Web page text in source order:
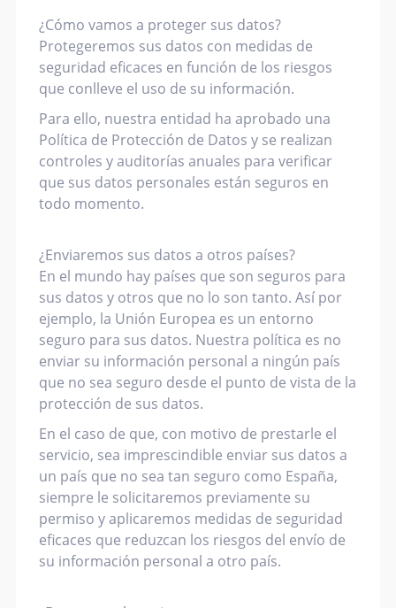
¿Cómo vamos a proteger sus datos?
Protegeremos sus datos con medidas de
seguridad eficaces en función de los riesgos
que conlleve el uso de su información.
Para ello, nuestra entidad ha aprobado una
Política de Protección de Datos y se realizan
controles y auditorías anuales para verificar
que sus datos personales están seguros en
todo momento.
¿Enviaremos sus datos a otros países?
En el mundo hay países que son seguros para
sus datos y otros que no lo son tanto. Así por
ejemplo, la Unión Europea es un entorno
seguro para sus datos. Nuestra política es no
enviar su información personal a ningún país
que no sea seguro desde el punto de vista de la
protección de sus datos.
En el caso de que, con motivo de prestarle el
servicio, sea imprescindible enviar sus datos a
un país que no sea tan seguro como España,
siempre le solicitaremos previamente su
permiso y aplicaremos medidas de seguridad
eficaces que reduzcan los riesgos del envío de
su información personal a otro país.